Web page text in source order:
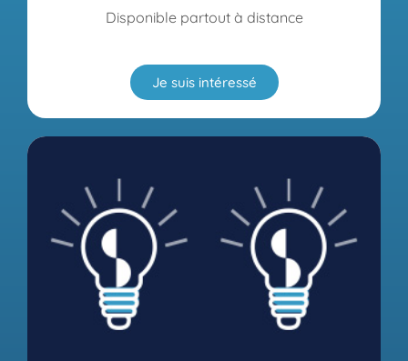
Disponible partout à distance
Je suis intéressé